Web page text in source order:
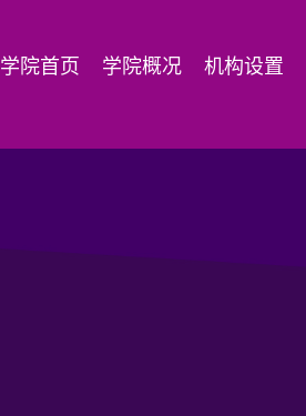
学院首页 学院概况 机构设置